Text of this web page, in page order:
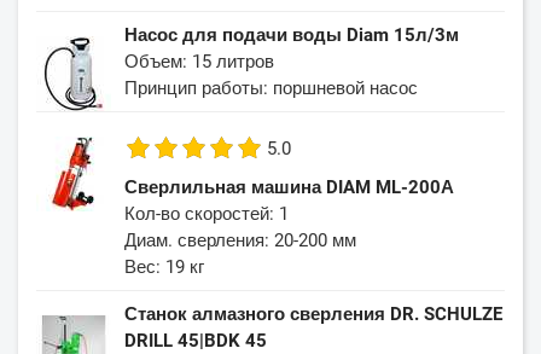
Насос для подачи воды Diam 15л/3м
Объем: 15 литров
Принцип работы: поршневой насос
5.0
Сверлильная машина DIAM ML-200А
Кол-во скоростей: 1
Диам. сверления: 20-200 мм
Вес: 19 кг
Станок алмазного сверления DR. SCHULZE
DRILL 45|BDK 45